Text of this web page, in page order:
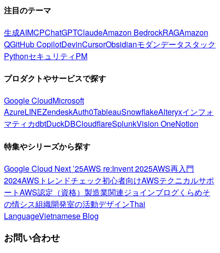
注目のテーマ
生成AIMCPChatGPTClaudeAmazon BedrockRAGAmazon
QGitHub CopilotDevinCursorObsidianモダンデータスタック
PythonセキュリティPM
プロダクトやサービスで探す
Google CloudMicrosoft
AzureLINEZendeskAuth0TableauSnowflakeAlteryxインフォ
マティカdbtDuckDBCloudflareSplunkVision OneNotion
特集やシリーズから探す
Google Cloud Next ’25AWS re:Invent 2025AWS再入門
2024AWSトレンドチェック初心者向けAWSテクニカルサポ
ートAWS認定（資格） 製造業関連ジョインブログくらめそ
の情シス組織開発室の活動デザインThai
LanguageVietnamese Blog
お問い合わせ